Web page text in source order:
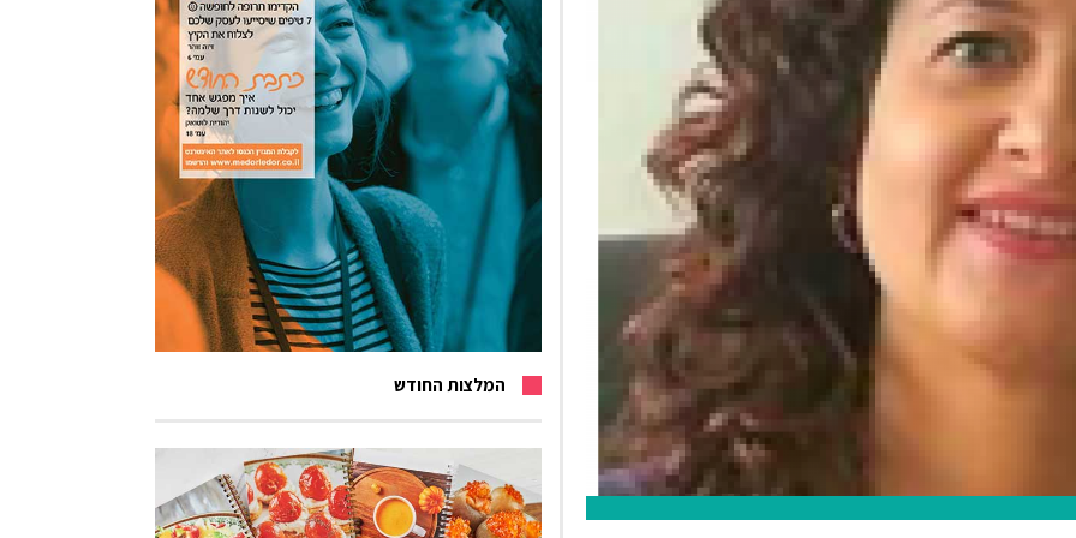
המלצות החודש